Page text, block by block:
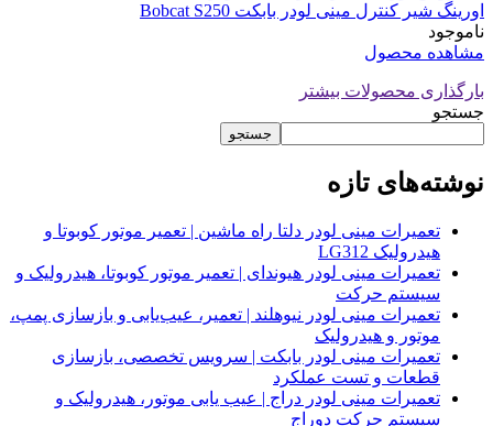
اورینگ شیر کنترل مینی لودر بابکت Bobcat S250
ناموجود
مشاهده محصول
بارگذاری محصولات بیشتر
جستجو
جستجو
نوشته‌های تازه
تعمیرات مینی لودر دلتا راه ماشین | تعمیر موتور کوبوتا و
هیدرولیک LG312
تعمیرات مینی لودر هیوندای | تعمیر موتور کوبوتا، هیدرولیک و
سیستم حرکت
تعمیرات مینی لودر نیوهلند | تعمیر، عیب‌یابی و بازسازی پمپ،
موتور و هیدرولیک
تعمیرات مینی لودر بابکت | سرویس تخصصی، بازسازی
قطعات و تست عملکرد
تعمیرات مینی لودر دراج | عیب یابی موتور، هیدرولیک و
سیستم حرکت دوراج